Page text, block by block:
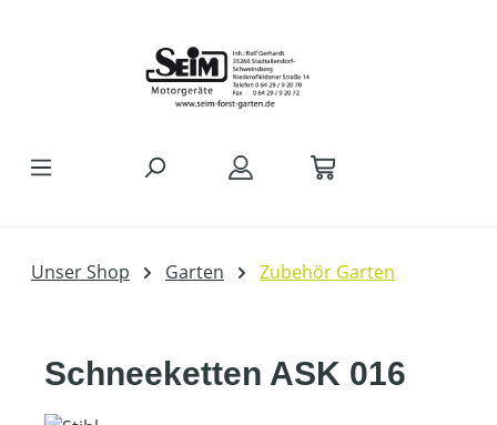
Unser Shop Garten Zubehör Garten
Schneeketten ASK 016